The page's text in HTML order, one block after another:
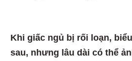
Khi giấc ngủ bị rối loạn,
sau, nhưng lâu dài có thể